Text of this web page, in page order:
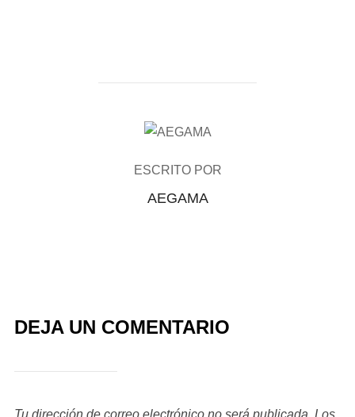
AUTOR DE LA PUBLICACIÓN
ESCRITO POR
AEGAMA
DEJA UN COMENTARIO
Tu dirección de correo electrónico no será publicada. Los